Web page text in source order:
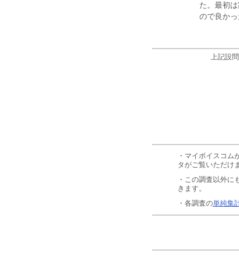
た。最初
ので良かっ
上記設
・マイボイスコム
タがご覧いただけ
・この調査以外に
きます。
・各調査の単純集